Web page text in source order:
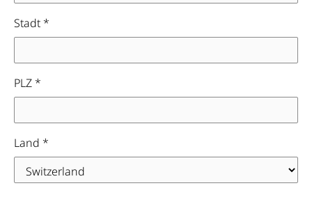
Stadt *
PLZ *
Land *